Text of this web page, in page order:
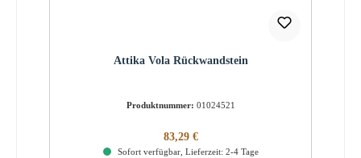
Attika Vola Rückwandstein
Produktnummer: 01024521
Regulärer Preis:
83,29 €
Sofort verfügbar, Lieferzeit: 2-4 Tage